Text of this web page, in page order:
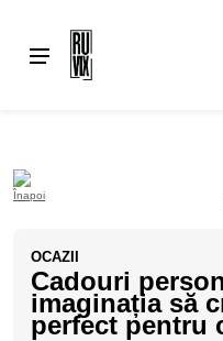
OCAZII
Cadouri
imaginația să
perfect pentru